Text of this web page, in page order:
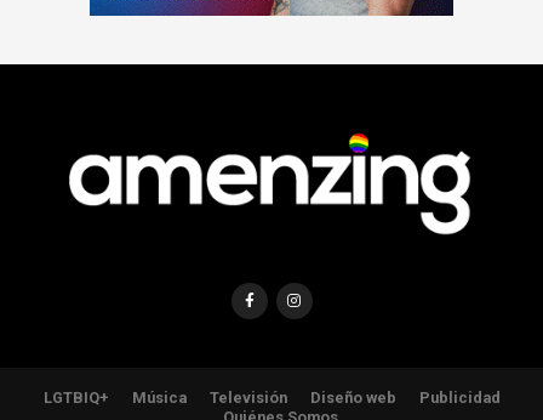
LGTBIQ+ Música Televisión Diseño web
Publicidad